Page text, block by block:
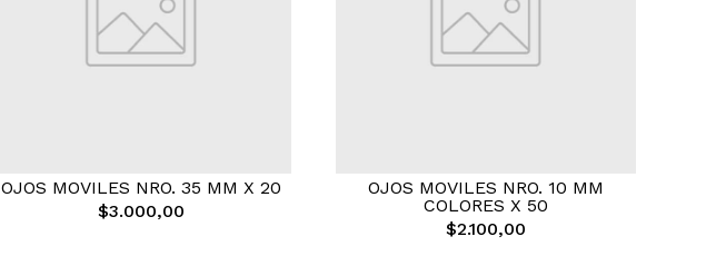
OJOS MOVILES NRO. 35 MM X 20
$3.000,00
OJOS MOVILES NRO. 10 MM
COLORES X 50
$2.100,00